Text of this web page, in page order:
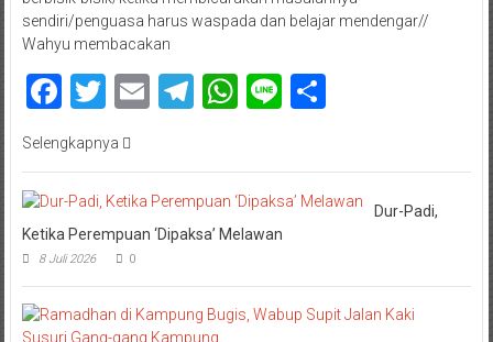
sendiri/penguasa harus waspada dan belajar mendengar//
Wahyu membacakan
Facebook
Twitter
EmailTelegram
WhatsApp
LineShare
Selengkapnya
Dur-Padi,
Ketika Perempuan ‘Dipaksa’ Melawan
8 Juli 2026 0